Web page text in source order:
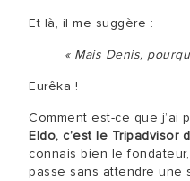
Et là, il me suggère :
« Mais Denis,
Eurêka !
Comment est-ce que j’ai
Eldo, c’est le Tripadvisor
connais bien le fondateur,
passe sans attendre une